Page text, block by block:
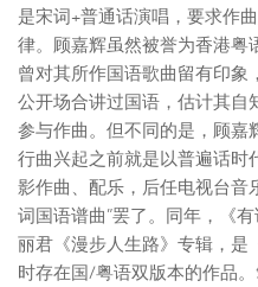
是宋词+普通话演唱，要求作
律。顾嘉辉虽然被誉为香港粤
曾对其所作国语歌曲留有印象
公开场合讲过国语，估计其自
参与作曲。但不同的是，顾嘉
行曲兴起之前就是以普遍话时
影作曲、配乐，后任电视台音
词国语谱曲”罢了。同年，《
丽君《漫步人生路》专辑，是
时存在国/粤语双版本的作品